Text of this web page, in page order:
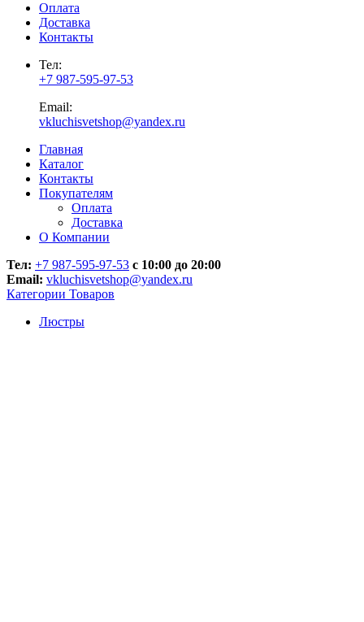
Оплата
Доставка
Контакты
Тел:
+7 987-595-97-53
Email:
vkluchisvetshop@yandex.ru
Главная
Каталог
Контакты
Покупателям
Оплата
Доставка
О Компании
Тел: +7 987-595-97-53 с 10:00 до 20:00
Email: vkluchisvetshop@yandex.ru
Категории Товаров
Люстры